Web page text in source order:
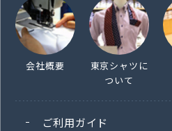
会社概要
東京シャツに
ついて
ご利用ガイド